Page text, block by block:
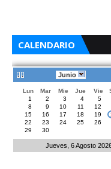
CALENDARIO
Junio
Lun Mar Mie Jue Vie
1
2 3 4 5
8
9 10 11 12
15
16 17 18 19
22
23 24 25 26
29
30
Jueves, 6 Agosto